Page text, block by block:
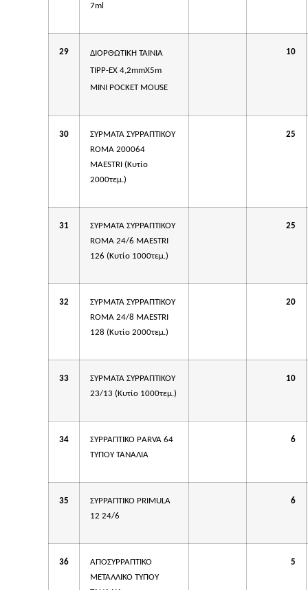
7ml
29 ΔΙΟΡΘΩΤΙΚΗ ΤΑΙΝΙΑ
TIPP-EX 4,2mmΧ5m
MINI POCKET MOUSE
10
30
ΣΥΡΜΑΤΑ ΣΥΡΡΑΠΤΙΚΟΥ
ROMA 200064
MAESTRI (Κυτίο
2000τεμ.)
25
31
ΣΥΡΜΑΤΑ ΣΥΡΡΑΠΤΙΚΟΥ
ROMA 24/6 MAESTRI
126 (Κυτίο 1000τεμ.)
25
32
ΣΥΡΜΑΤΑ ΣΥΡΡΑΠΤΙΚΟΥ
ROMA 24/8 MAESTRI
128 (Κυτίο 2000τεμ.)
20
33
ΣΥΡΜΑΤΑ ΣΥΡΡΑΠΤΙΚΟΥ
23/13 (Κυτίο 1000τεμ.)
10
34
ΣΥΡΡΑΠΤΙΚΟ PΑRVA 64
ΤΥΠΟΥ ΤΑΝΑΛΙΑ
6
35
ΣΥΡΡΑΠΤΙΚΟ PRIMULA
12 24/6
6
36
AΠΟΣΥΡΡΑΠΤΙΚΟ
ΜΕΤΑΛΛΙΚΟ ΤΥΠΟΥ
5